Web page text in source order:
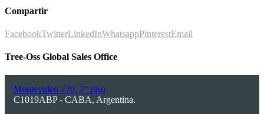
Compartir
FacebookTwitterLinkedInWhatsappPinterestEmail
Tree-Oss Global Sales Office
Montevideo 770, 7° piso
C1019ABP - CABA, Argentina.